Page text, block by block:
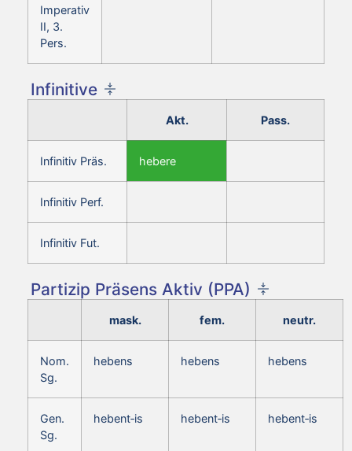
Imperativ
II, 3.
Pers.
Infinitive
Akt. Pass.
Infinitiv Präs. hebere
Infinitiv Perf.
Infinitiv Fut.
Partizip Präsens Aktiv (PPA)
mask. fem. neutr.
Nom.
Sg.
hebens hebens hebens
Gen.
Sg.
hebent‑is hebent‑is hebent‑is